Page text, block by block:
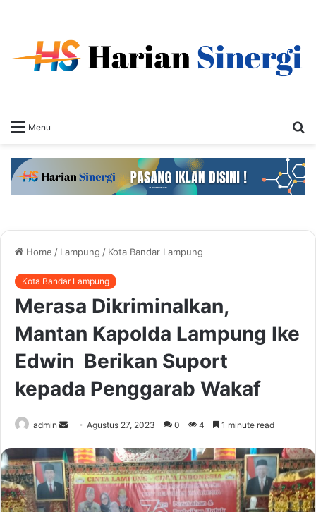
Menu
Home / Lampung / Kota Bandar Lampung
Kota Bandar Lampung
Merasa Dikriminalkan,
Mantan Kapolda Lampung Ike
Edwin Berikan Suport
kepada Penggarab Wakaf
admin
Send
email
Agustus 27, 2023 0 4 1 minute read